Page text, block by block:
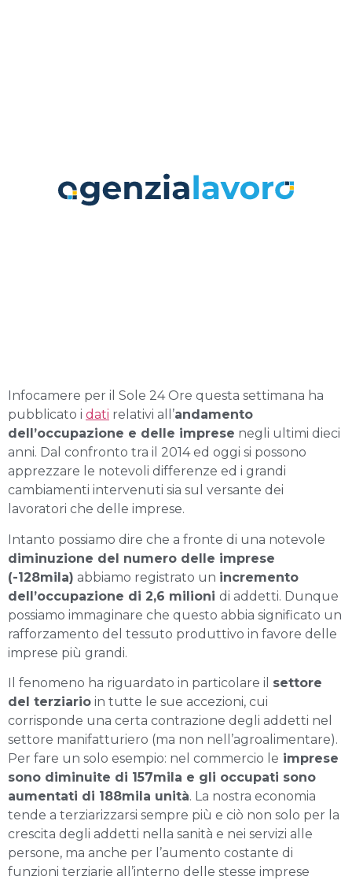
Infocamere per il Sole 24 Ore questa settimana ha
pubblicato i dati relativi all’andamento
dell’occupazione e delle imprese negli ultimi dieci
anni. Dal confronto tra il 2014 ed oggi si possono
apprezzare le notevoli differenze ed i grandi
cambiamenti intervenuti sia sul versante dei
lavoratori che delle imprese.
Intanto possiamo dire che a fronte di una notevole
diminuzione del numero delle imprese
(-128mila) abbiamo registrato un incremento
dell’occupazione di 2,6 milioni di addetti. Dunque
possiamo immaginare che questo abbia significato un
rafforzamento del tessuto produttivo in favore delle
imprese più grandi.
Il fenomeno ha riguardato in particolare il settore
del terziario in tutte le sue accezioni, cui
corrisponde una certa contrazione degli addetti nel
settore manifatturiero (ma non nell’agroalimentare).
Per fare un solo esempio: nel commercio le imprese
sono diminuite di 157mila e gli occupati sono
aumentati di 188mila unità. La nostra economia
tende a terziarizzarsi sempre più e ciò non solo per la
crescita degli addetti nella sanità e nei servizi alle
persone, ma anche per l’aumento costante di
funzioni terziarie all’interno delle stesse imprese